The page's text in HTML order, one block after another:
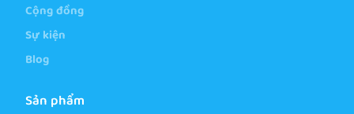
Cộng đồng
Sự kiện
Blog
Sản phẩm